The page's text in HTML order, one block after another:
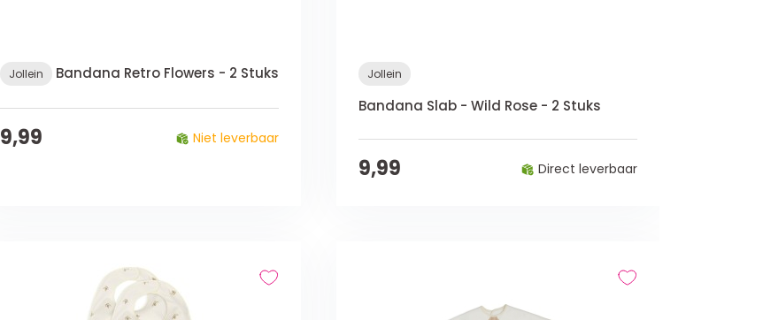
Jollein Bandana Retro Flowers - 2 Stuks
9,99 Niet leverbaar
Jollein
Bandana Slab - Wild Rose - 2 Stuks
9,99 Direct leverbaar